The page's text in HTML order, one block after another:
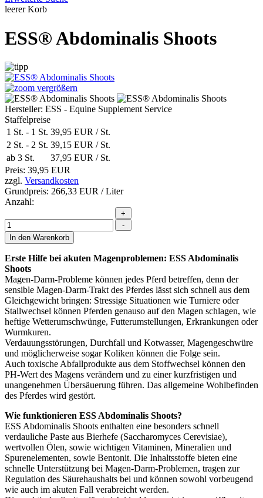
leerer Korb
ESS® Abdominalis Shoots
vergrößern
Hersteller: ESS - Equine Supplement Service
Staffelpreise
1 St. - 1 St. 39,95 EUR / St.
2 St. - 2 St. 39,15 EUR / St.
ab 3 St.
37,95 EUR / St.
Preis: 39,95 EUR
zzgl. Versandkosten
Grundpreis: 266,33 EUR / Liter
Anzahl:
Erste Hilfe bei akuten Magenproblemen: ESS Abdominalis
Shoots
Magen-Darm-Probleme können jedes Pferd betreffen, denn der
sensible Magen-Darm-Trakt des Pferdes lässt sich schnell aus dem
Gleichgewicht bringen: Stressige Situationen wie Turniere oder
Stallwechsel können Pferden genauso auf den Magen schlagen, wie
heftige Wetterumschwünge, Futterumstellungen, Erkrankungen oder
Wurmkuren.
Verdauungsstörungen, Durchfall und Kotwasser, Magengeschwüre
und möglicherweise sogar Koliken können die Folge sein.
Auch toxische Abfallprodukte aus dem Stoffwechsel können den
PH-Wert des Magens verändern und zu einer kurzfristigen und
unangenehmen Übersäuerung führen. Das allgemeine Wohlbefinden
des Pferdes wird gestört.
Wie funktionieren ESS Abdominalis Shoots?
ESS Abdominalis Shoots enthalten eine besonders schnell
verdauliche Paste aus Bierhefe (Saccharomyces Cerevisiae),
wertvollen Ölen, sowie wichtigen Vitaminen, Mineralien und
Spurenelementen, sowie Bentonit. Die Inhaltsstoffe bieten eine
schnelle Unterstützung bei Magen-Darm-Problemen, tragen zur
Regulation des Säurehaushalts bei und können sowohl vorbeugend
wie auch im akuten Fall verabreicht werden.